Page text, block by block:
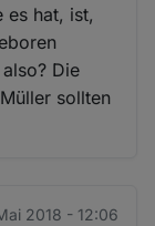
es hat, ist,
Die
sollten
2018 - 12:06